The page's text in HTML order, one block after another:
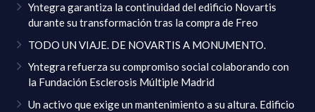
Yntegra garantiza la continuidad del edificio Novartis
durante su transformación tras la compra de Freo
TODO UN VIAJE. DE NOVARTIS A MONUMENTO.
Yntegra refuerza su compromiso social colaborando con
la Fundación Esclerosis Múltiple Madrid
Un activo que exige un mantenimiento a su altura. Edificio